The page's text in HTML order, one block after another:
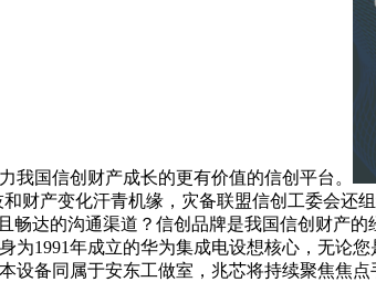
我国信创财产成长的更有价值的信创平台。
财产变化汗青机缘，灾备联盟信创工委会
畅达的沟通渠道？信创品牌是我国信创财产
为1991年成立的华为集成电设想核心，无论
设备同属于安东工做室，兆芯将持续聚焦焦